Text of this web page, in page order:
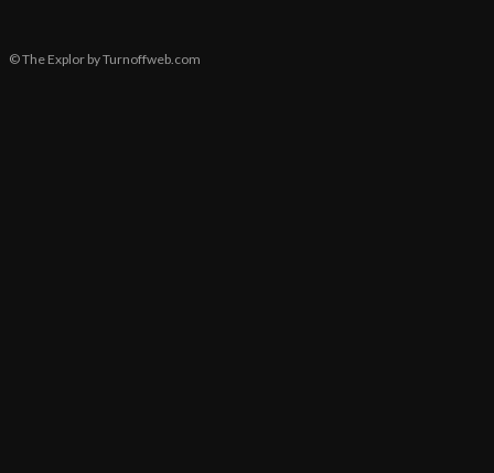
© The Explor by Turnoffweb.com